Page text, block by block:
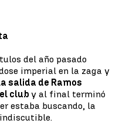
del año pasado
imperial en la zaga y
salida de Ramos
club y al final terminó
estaba buscando, la